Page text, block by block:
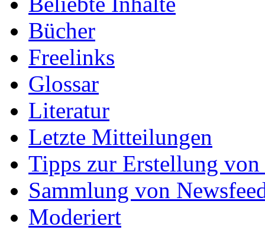
Bücher
Freelinks
Glossar
Literatur
Letzte Mitteilungen
Tipps zur Erstellung
Sammlung von
Moderiert